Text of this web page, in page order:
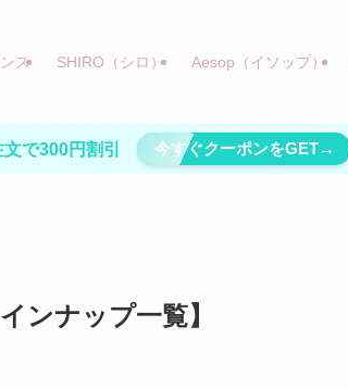
ス SHIRO（シロ） Aesop（イソップ）
で300円割引 今すぐクーポンをGET→
ンナップ一覧】